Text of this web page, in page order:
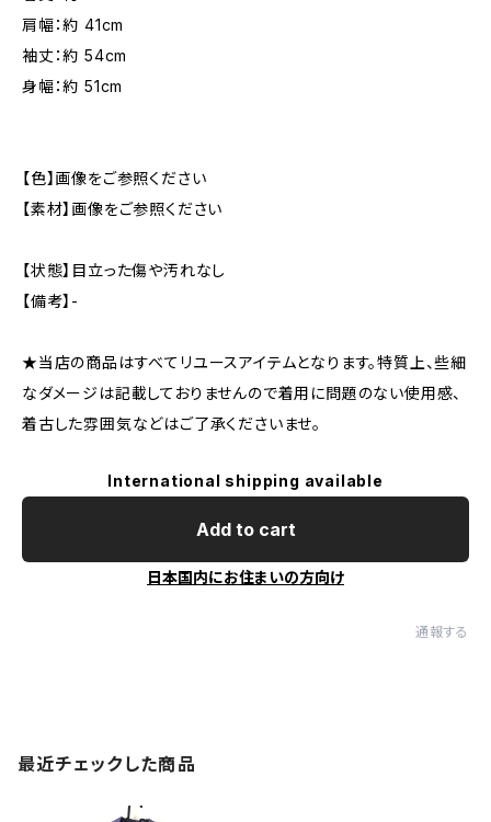
肩幅：約 41cm
袖丈：約 54cm
身幅：約 51cm
【色】画像をご参照ください
【素材】画像をご参照ください
【状態】目立った傷や汚れなし
【備考】-
★当店の商品はすべてリユースアイテムとなります。特質上、些細
なダメージは記載しておりませんので着用に問題のない使用感、
着古した雰囲気などはご了承くださいませ。
International shipping available
Add to cart
日本国内にお住まいの方向け
通報する
最近チェックした商品